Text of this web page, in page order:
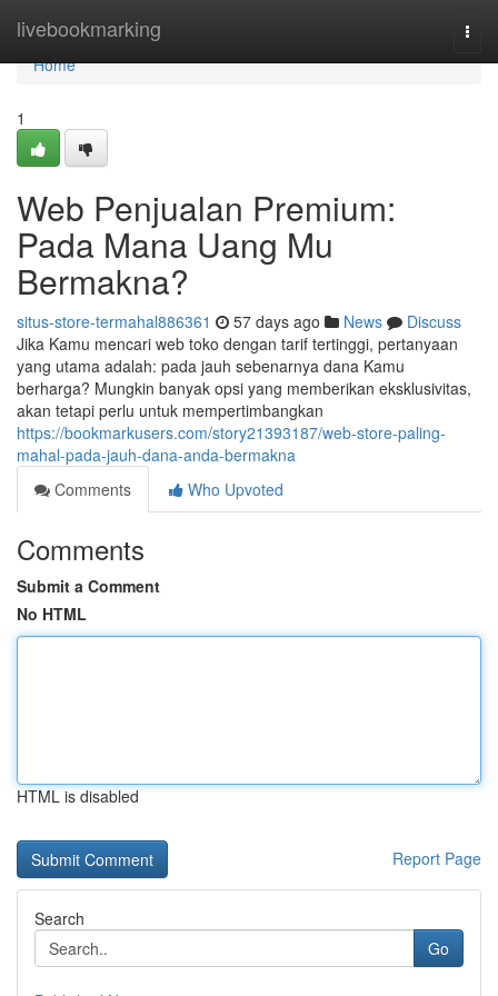
livebookmarking
Home
Home
1
Web Penjualan Premium:
Pada Mana Uang Mu
Bermakna?
situs-store-termahal886361 57 days ago News
Discuss
Jika Kamu mencari web toko dengan tarif tertinggi, pertanyaan
yang utama adalah: pada jauh sebenarnya dana Kamu
berharga? Mungkin banyak opsi yang memberikan eksklusivitas,
akan tetapi perlu untuk mempertimbangkan
https://bookmarkusers.com/story21393187/web-store-paling-
mahal-pada-jauh-dana-anda-bermakna
Comments
Who Upvoted
Comments
Submit a Comment
No HTML
HTML is disabled
Report Page
Search
Go